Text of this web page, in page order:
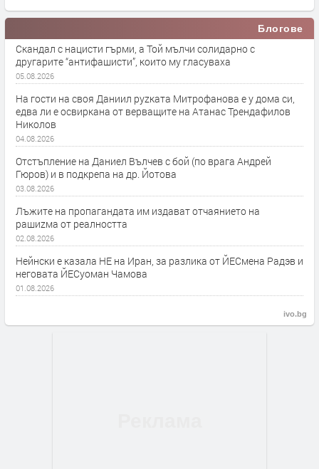
Блогове
Скандал с нацисти гърми, а Той мълчи солидарно с
другарите “антифашисти”, които му гласуваха
05.08.2026
На гости на своя Даниил руzката Митрофанова е у дома си,
едва ли е освиркана от верващите на Атанас Трендафилов
Николов
04.08.2026
Отстъпление на Даниел Вълчев с бой (по врага Андрей
Гюров) и в подкрепа на др. Йотова
03.08.2026
Лъжите на пропагандата им издават отчаянието на
рашиzма от реалността
02.08.2026
Нейнски е казала НЕ на Иран, за разлика от ЙЕСмена Радэв и
неговата ЙЕСуоман Чамова
01.08.2026
ivo.bg